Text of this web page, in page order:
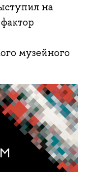
на
музейного